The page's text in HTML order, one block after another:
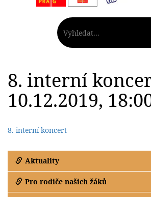
Aktuality
Pro rodiče našich žáků
8. interní
10.12.2019,
8. interní koncert